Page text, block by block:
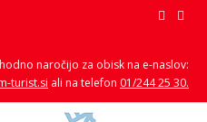
naročijo za obisk na e-naslov:
turist.si ali na telefon 01/244 25 30.